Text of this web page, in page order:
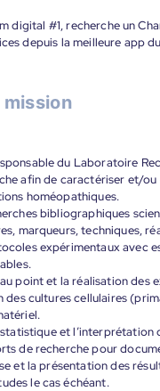
digital #1, recherche un
depuis la meilleure app
du Laboratoire
afin de caractériser et/ou
homéopathiques.
bibliographiques
marqueurs, techniques,
expérimentaux avec
point et la réalisation des
des cultures cellulaires
statistique et
de recherche pour
et la présentation des
le cas échéant.